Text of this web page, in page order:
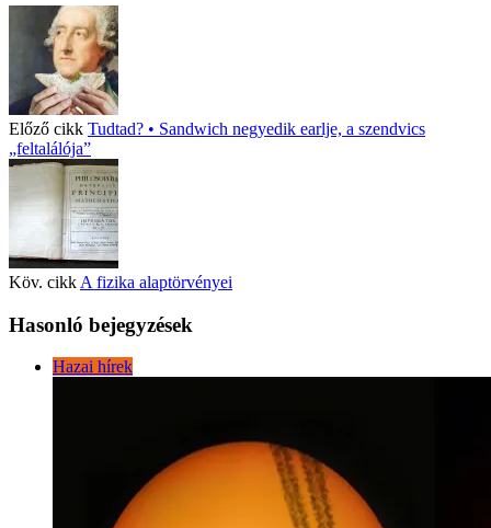
Előző cikk Tudtad? • Sandwich negyedik earlje, a szendvics
„feltalálója”
Köv. cikk A fizika alaptörvényei
Hasonló bejegyzések
Hazai hírek